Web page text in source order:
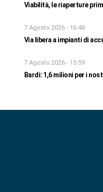
Viabilità, le riaperture
7 Agosto 2026 - 16:48
Via libera a impianti di
7 Agosto 2026 - 15:59
Bardi: 1,6 milioni per i